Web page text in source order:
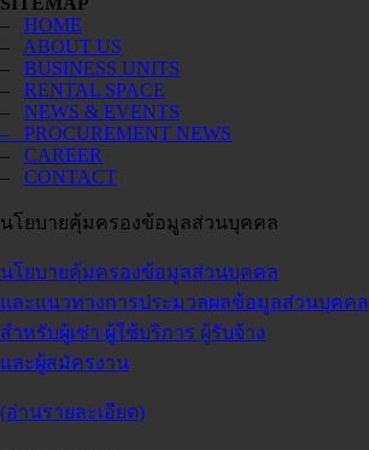
– HOME
– ABOUT US
– BUSINESS UNITS
– RENTAL SPACE
– NEWS & EVENTS
– PROCUREMENT NEWS
– CAREER
– CONTACT
นโยบายคุ้มครองข้อมูลส่วนบุคคล
นโยบายคุ้มครองข้อมูลส่วนบุคคล
และแนวทางการประมวลผลข้อมูลส่วนบุคคล
สำหรับผู้เช่า ผู้ใช้บริการ ผู้รับจ้าง
และผู้สมัครงาน
(อ่านรายละเอียด)